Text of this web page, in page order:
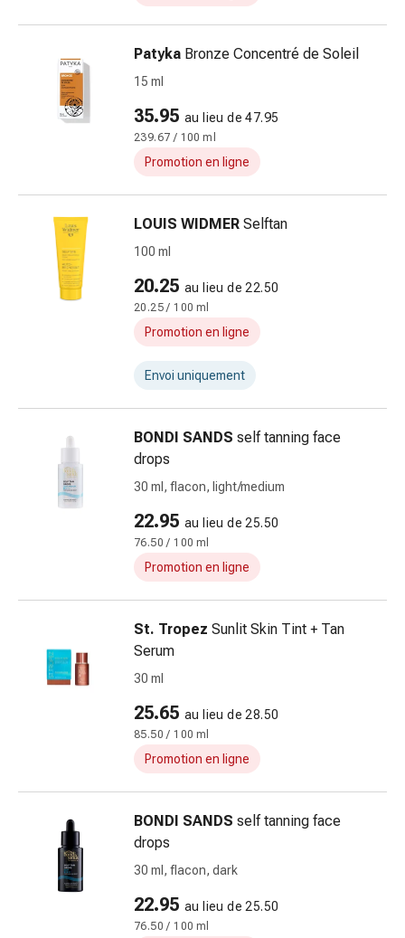
Gemmothérapie
Homéopathie
Sels
Schüssler
Médicaments
anthroposophiques
Vessie,
rein
urinaires
Prostate
Troubles
rénaux
vésicaux
Douleurs
Maux
et
migraine
Antidouleurs
musculaires
articulaires
Thérapie
le
froid
Traitement
douleur
Thérapie
Patyka Bronze Concentré de Soleil
15 ml
35.95 au lieu de 47.95
239.67 / 100 ml
Promotion en ligne
LOUIS WIDMER Selftan
100 ml
20.25 au lieu de 22.50
20.25 / 100 ml
Promotion en ligne
Envoi uniquement
BONDI SANDS self tanning face
drops
30 ml, flacon, light/medium
22.95 au lieu de 25.50
76.50 / 100 ml
Promotion en ligne
St. Tropez Sunlit Skin Tint + Tan
Serum
30 ml
25.65 au lieu de 28.50
85.50 / 100 ml
Promotion en ligne
BONDI SANDS self tanning face
drops
30 ml, flacon, dark
22.95 au lieu de 25.50
76.50 / 100 ml